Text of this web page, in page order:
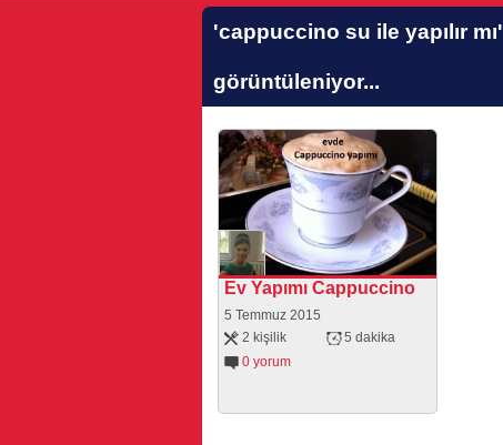
'cappuccino su ile yapılır mı'
görüntüleniyor...
Ev Yapımı Cappuccino
5 Temmuz 2015
2 kişilik
5 dakika
0 yorum